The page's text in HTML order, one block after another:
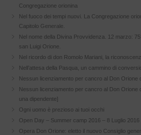
Congregazione orionina
Nel fuoco dei tempi nuovi. La Congregazione
Capitolo Generale.
Nel nome della Divina Provvidenza. 12 marzo:
san Luigi Orione.
Nel ricordo di don Romolo Mariani, la
Nell’attesa della Pasqua, un cammino di
Nessun licenziamento per cancro al Don Orione
Nessun licenziamento per cancro al Don Orione
una dipendente]
Ogni uomo è prezioso ai tuoi occhi
Open Day – Summer camp 2016 – 8 Luglio 2016
Opera Don Orione: eletto il nuovo Consiglio